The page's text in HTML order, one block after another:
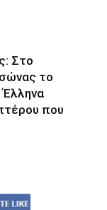
Στο
το
Έλληνα
που